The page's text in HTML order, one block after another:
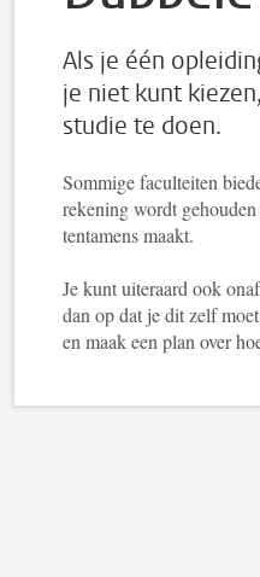
Als je één
je niet kunt
studie te doen.
Sommige faculteiten
rekening wordt
tentamens maakt.
Je kunt uiteraard ook
dan op dat je dit zelf
en maak een plan over